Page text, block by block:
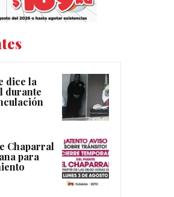
dice la
durante
Chaparral
para